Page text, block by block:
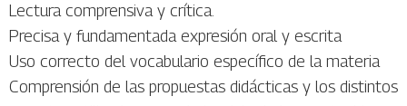
Lectura comprensiva y crítica.
Precisa y fundamentada expresión oral y escrita
Uso correcto del vocabulario específico de la materia
Comprensión de las propuestas didácticas y los distintos